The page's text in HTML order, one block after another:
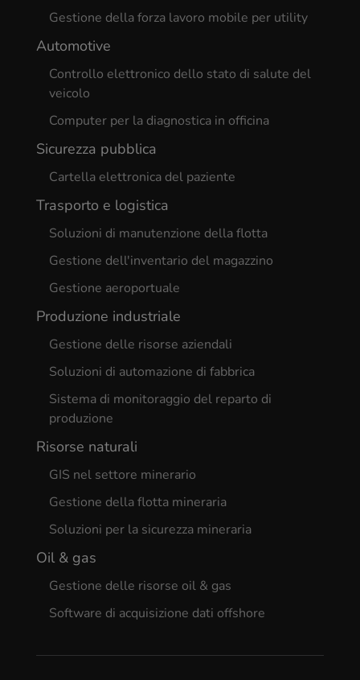
Gestione della forza lavoro mobile per utility
Automotive
Controllo elettronico dello stato di salute del
veicolo
Computer per la diagnostica in officina
Sicurezza pubblica
Cartella elettronica del paziente
Trasporto e logistica
Soluzioni di manutenzione della flotta
Gestione dell'inventario del magazzino
Gestione aeroportuale
Produzione industriale
Gestione delle risorse aziendali
Soluzioni di automazione di fabbrica
Sistema di monitoraggio del reparto di
produzione
Risorse naturali
GIS nel settore minerario
Gestione della flotta mineraria
Soluzioni per la sicurezza mineraria
Oil & gas
Gestione delle risorse oil & gas
Software di acquisizione dati offshore